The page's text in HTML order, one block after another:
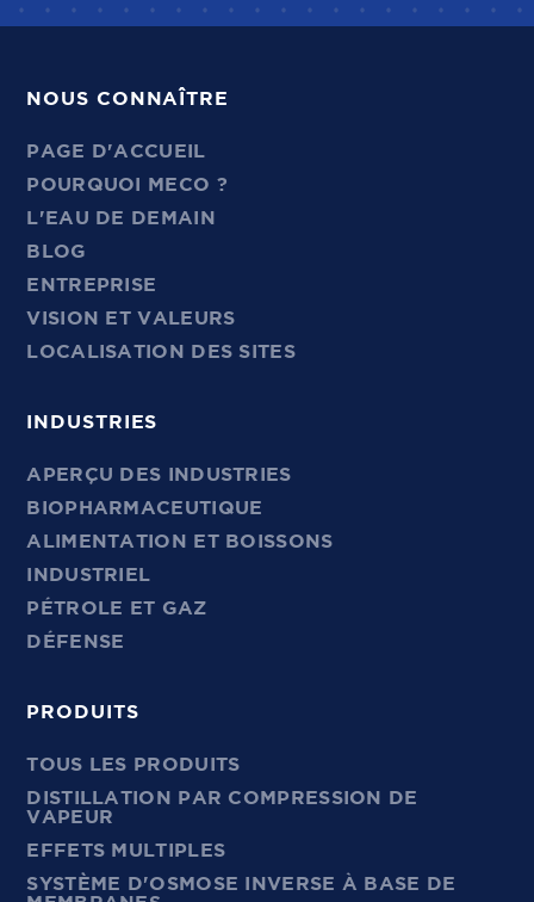
NOUS CONNAÎTRE
PAGE D'ACCUEIL
POURQUOI MECO ?
L'EAU DE DEMAIN
BLOG
ENTREPRISE
VISION ET VALEURS
LOCALISATION DES SITES
INDUSTRIES
APERÇU DES INDUSTRIES
BIOPHARMACEUTIQUE
ALIMENTATION ET BOISSONS
INDUSTRIEL
PÉTROLE ET GAZ
DÉFENSE
PRODUITS
TOUS LES PRODUITS
DISTILLATION PAR COMPRESSION DE
VAPEUR
EFFETS MULTIPLES
SYSTÈME D'OSMOSE INVERSE À BASE DE